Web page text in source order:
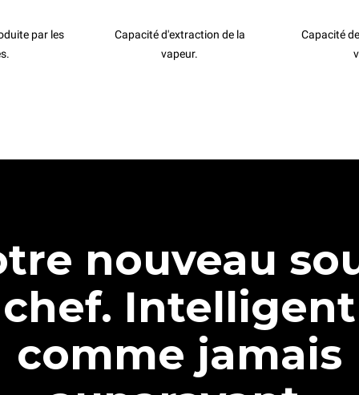
par les
Capacité d'extraction de la
vapeur.
Capacité
nouveau
chef. Intelligent
comme jamais